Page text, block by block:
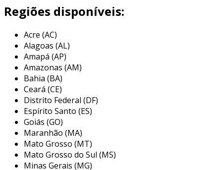
além de prestar suporte técnico, a assistência
a durabilidade e a performance dos produtos.
os técnicos especializados possuem
conhecimento profundo sobre os materiais e
tecnologias utilizadas pela marca, assegurando
que cada item seja tratado com cuidado
adequado, preservando suas características
originais.
principais serviços da assistência
técnica speedo
os serviços oferecidos pela assistência técnica
Regiões disponíveis:
Acre (AC)
Alagoas (AL)
Amapá (AP)
Amazonas (AM)
Bahia (BA)
Ceará (CE)
Distrito Federal (DF)
Espírito Santo (ES)
Goiás (GO)
Maranhão (MA)
Mato Grosso (MT)
Mato Grosso do Sul (MS)
Minas Gerais (MG)